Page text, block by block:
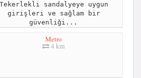
Tekerlekli sandalyeye uygun
girişleri ve sağlam bir
güvenliği...
Metro
4 km